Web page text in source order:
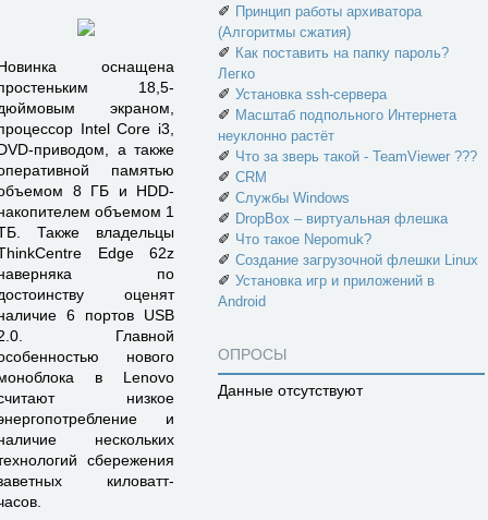
оснащена
18,5-
экраном,
Intel Core i3,
приводом, а также
памятью
8 ГБ и HDD-
объемом 1
Также владельцы
Edge 62z
по
оценят
6 портов USB
Главной
нового
в Lenovo
низкое
и
нескольких
сбережения
киловатт-
✐ Принцип работы архиватора
(Алгоритмы сжатия)
✐ Как поставить на папку пароль?
Легко
✐ Установка ssh-сервера
✐ Масштаб подпольного Интернета
неуклонно растёт
✐ Что за зверь такой - TeamViewer ???
✐ CRM
✐ Службы Windows
✐ DropBox – виртуальная флешка
✐ Что такое Nepomuk?
✐ Создание загрузочной флешки Linux
✐ Установка игр и приложений в
Android
ОПРОСЫ
Данные отсутствуют